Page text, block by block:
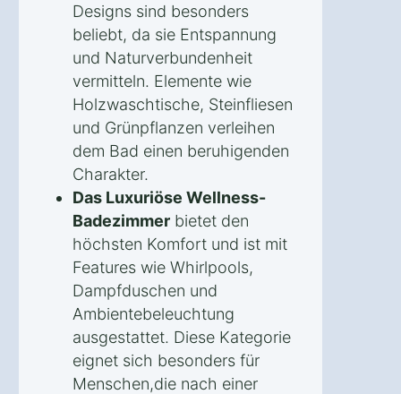
Designs sind besonders
beliebt, da sie Entspannung
und Naturverbundenheit
vermitteln. Elemente wie
Holzwaschtische, Steinfliesen
und Grünpflanzen verleihen
dem Bad einen beruhigenden
Charakter.
Das Luxuriöse Wellness-
Badezimmer bietet den
höchsten Komfort und ist mit
Features wie Whirlpools,
Dampfduschen und
Ambientebeleuchtung
ausgestattet. Diese Kategorie
eignet sich besonders für
Menschen,die nach einer